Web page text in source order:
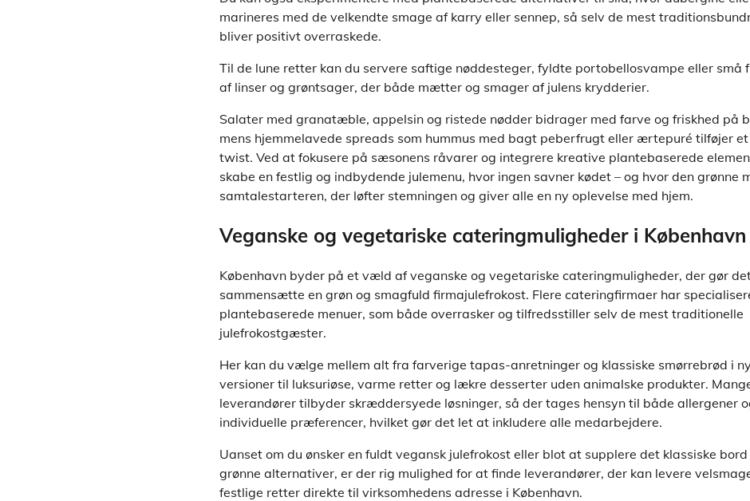
marineres med de velkendte smage af karry eller sennep, så selv de mest
bliver positivt overraskede.
Til de lune retter kan du servere saftige nøddesteger, fyldte portobellosvampe eller små
af linser og grøntsager, der både mætter og smager af julens krydderier.
Salater med granatæble, appelsin og ristede nødder bidrager med farve og friskhed på
mens hjemmelavede spreads som hummus med bagt peberfrugt eller ærtepuré tilføjer
twist. Ved at fokusere på sæsonens råvarer og integrere kreative plantebaserede
skabe en festlig og indbydende julemenu, hvor ingen savner kødet – og hvor den grønne
samtalestarteren, der løfter stemningen og giver alle en ny oplevelse med hjem.
Veganske og vegetariske cateringmuligheder i København
København byder på et væld af veganske og vegetariske cateringmuligheder, der gør
sammensætte en grøn og smagfuld firmajulefrokost. Flere cateringfirmaer har
plantebaserede menuer, som både overrasker og tilfredsstiller selv de mest traditionelle
julefrokostgæster.
Her kan du vælge mellem alt fra farverige tapas-anretninger og klassiske smørrebrød i
versioner til luksuriøse, varme retter og lækre desserter uden animalske produkter.
leverandører tilbyder skræddersyede løsninger, så der tages hensyn til både allergener
individuelle præferencer, hvilket gør det let at inkludere alle medarbejdere.
Uanset om du ønsker en fuldt vegansk julefrokost eller blot at supplere det klassiske bord
grønne alternativer, er der rig mulighed for at finde leverandører, der kan levere
festlige retter direkte til virksomhedens adresse i København.